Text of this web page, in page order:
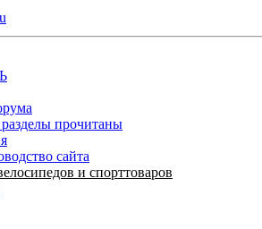
прочитаны
сайта
и спорттоваров